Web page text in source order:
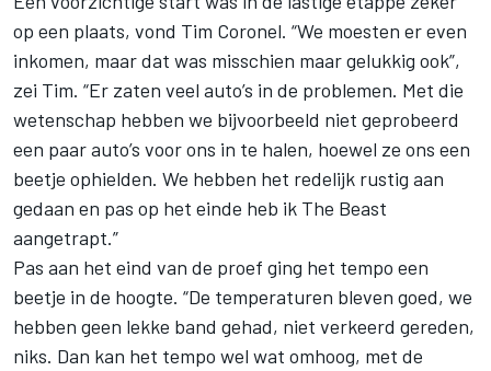
op een plaats, vond Tim Coronel. “We moesten er even
inkomen, maar dat was misschien maar gelukkig ook”,
zei Tim. “Er zaten veel auto’s in de problemen. Met die
wetenschap hebben we bijvoorbeeld niet geprobeerd
een paar auto’s voor ons in te halen, hoewel ze ons een
beetje ophielden. We hebben het redelijk rustig aan
gedaan en pas op het einde heb ik The Beast
aangetrapt.”
Pas aan het eind van de proef ging het tempo een
beetje in de hoogte. “De temperaturen bleven goed, we
hebben geen lekke band gehad, niet verkeerd gereden,
niks. Dan kan het tempo wel wat omhoog, met de